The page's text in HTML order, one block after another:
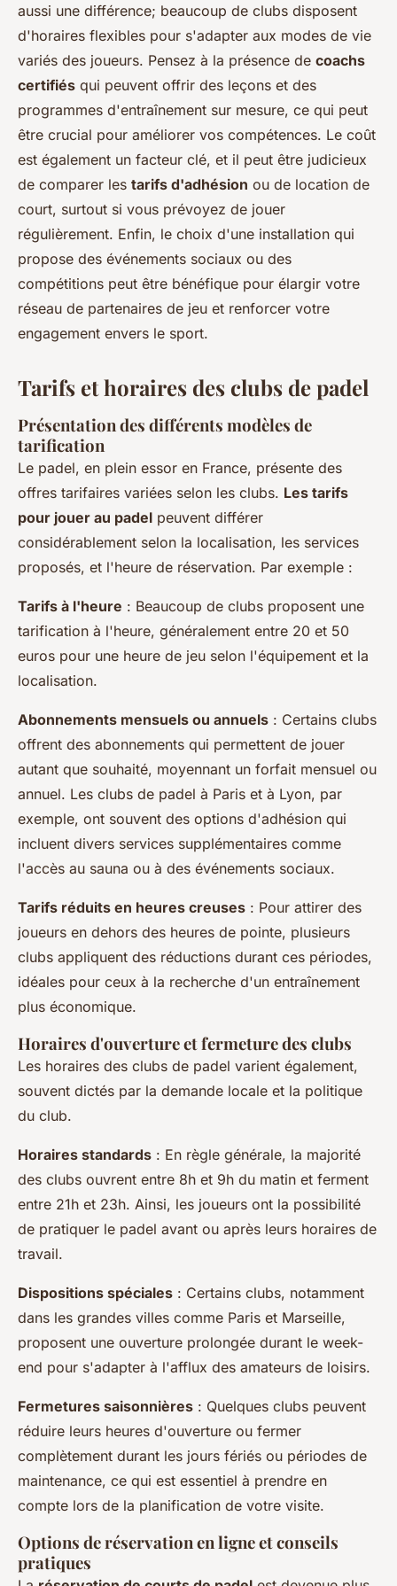
aussi une différence; beaucoup de clubs disposent
d'horaires flexibles pour s'adapter aux modes de vie
variés des joueurs. Pensez à la présence de coachs
certifiés qui peuvent offrir des leçons et des
programmes d'entraînement sur mesure, ce qui peut
être crucial pour améliorer vos compétences. Le coût
est également un facteur clé, et il peut être judicieux
de comparer les tarifs d'adhésion ou de location de
court, surtout si vous prévoyez de jouer
régulièrement. Enfin, le choix d'une installation qui
propose des événements sociaux ou des
compétitions peut être bénéfique pour élargir votre
réseau de partenaires de jeu et renforcer votre
engagement envers le sport.
Tarifs et horaires des clubs de padel
Présentation des différents modèles de
tarification
Le padel, en plein essor en France, présente des
offres tarifaires variées selon les clubs. Les tarifs
pour jouer au padel peuvent différer
considérablement selon la localisation, les services
proposés, et l'heure de réservation. Par exemple :
Tarifs à l'heure : Beaucoup de clubs proposent une
tarification à l'heure, généralement entre 20 et 50
euros pour une heure de jeu selon l'équipement et la
localisation.
Abonnements mensuels ou annuels : Certains clubs
offrent des abonnements qui permettent de jouer
autant que souhaité, moyennant un forfait mensuel ou
annuel. Les clubs de padel à Paris et à Lyon, par
exemple, ont souvent des options d'adhésion qui
incluent divers services supplémentaires comme
l'accès au sauna ou à des événements sociaux.
Tarifs réduits en heures creuses : Pour attirer des
joueurs en dehors des heures de pointe, plusieurs
clubs appliquent des réductions durant ces périodes,
idéales pour ceux à la recherche d'un entraînement
plus économique.
Horaires d'ouverture et fermeture des clubs
Les horaires des clubs de padel varient également,
souvent dictés par la demande locale et la politique
du club.
Horaires standards : En règle générale, la majorité
des clubs ouvrent entre 8h et 9h du matin et ferment
entre 21h et 23h. Ainsi, les joueurs ont la possibilité
de pratiquer le padel avant ou après leurs horaires de
travail.
Dispositions spéciales : Certains clubs, notamment
dans les grandes villes comme Paris et Marseille,
proposent une ouverture prolongée durant le week-
end pour s'adapter à l'afflux des amateurs de loisirs.
Fermetures saisonnières : Quelques clubs peuvent
réduire leurs heures d'ouverture ou fermer
complètement durant les jours fériés ou périodes de
maintenance, ce qui est essentiel à prendre en
compte lors de la planification de votre visite.
Options de réservation en ligne et conseils
pratiques